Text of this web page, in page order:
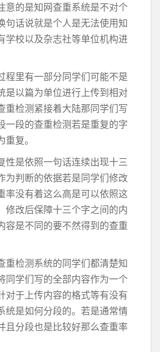
意的是知网查重系统是不对个
句话说就是个人是无法使用知
学校以及杂志社等单位机构进
程里有一部分同学们可能不是
是以篇为单位进行上传到相对
重检测紧接着大陆那同学们写
一段的查重检测若是重复的字
复。
性是依照一句话连续出现十三
为判断的依据若是同学们修改
率没有着这么高是可以依照这
修改后保障十三个字之间的内
容是不同的要不然得到的查重
重检测系统的同学们都清楚知
同学们写的全部内容作为一个
对于上传内容的格式等有没有
统是如何分段的。若是通常情
且分段也是比较好那么查重率